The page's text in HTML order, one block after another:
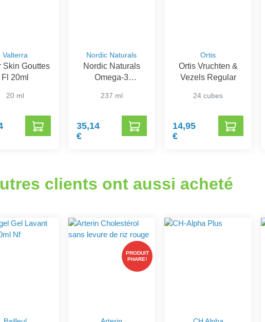
Valterra
Skin Gouttes
Fl 20ml
20 ml
Nordic Naturals
Nordic Naturals
Omega-3
237 ml
35,14
€
Ortis
Ortis Vruchten &
Vezels Regular
24 cubes
14,95
€
clients ont aussi acheté
PRODUIT
PHARE!